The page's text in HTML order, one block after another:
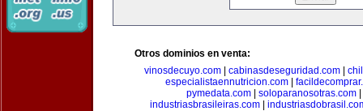
Otros dominios en venta:
vinosdecuyo.com| cabinasdeseguridad.com|
especialistaennutricion.com|
pymedata.com
soloparanosotras.com
industriasbrasileiras.com|